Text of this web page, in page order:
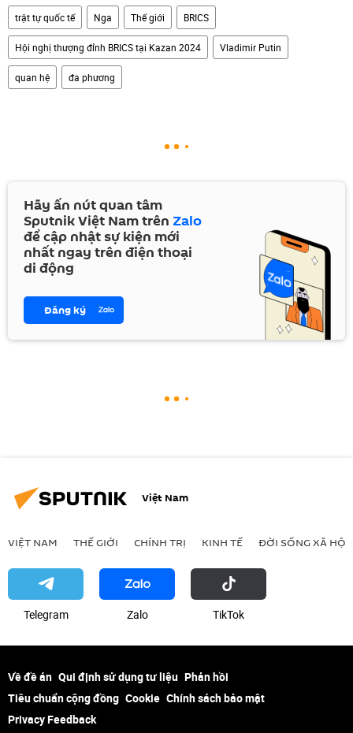
trật tự quốc tế Nga Thế giới BRICS
Hội nghị thượng đỉnh BRICS tại Kazan 2024 Vladimir Putin
quan hệ đa phương
Hãy ấn nút quan tâm
Sputnik Việt Nam trên Zalo
để cập nhật sự kiện mới
nhất ngay trên điện thoại
di động
Đăng ký
Việt Nam
VIỆT NAM THẾ GIỚI CHÍNH TRỊ KINH TẾ ĐỜI SỐNG XÃ HỘI
Telegram Zalo ТikТоk
Về đề án Qui định sử dụng tư liệu Phản hồi
Tiêu chuẩn cộng đồng Cookie Chính sách bảo mật
Privacy Feedback